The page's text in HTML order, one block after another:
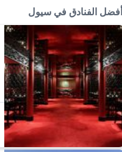
أفضل الفنادق في سيول